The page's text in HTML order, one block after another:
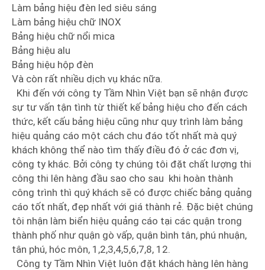
Làm bảng hiệu đèn led siêu sáng
Làm bảng hiệu chữ INOX
Bảng hiệu chữ nổi mica
Bảng hiệu alu
Bảng hiệu hộp đèn
Và còn rất nhiều dịch vụ khác nữa.
Khi đến với công ty Tầm Nhìn Việt bạn sẽ nhận được
sự tư vấn tận tình từ thiết kế bảng hiệu cho đến cách
thức, kết cấu bảng hiệu cũng như quy trình làm bảng
hiệu quảng cáo một cách chu đáo tốt nhất mà quý
khách không thể nào tìm thấy điều đó ở các đơn vị,
công ty khác. Bởi công ty chúng tôi đặt chất lượng thi
công thi lên hàng đầu sao cho sau khi hoàn thành
công trình thì quý khách sẽ có được chiếc bảng quảng
cáo tốt nhất, đẹp nhất với giá thành rẻ. Đặc biệt chúng
tôi nhận làm biển hiệu quảng cáo tại các quận trong
thành phố như quận gò vấp, quận bình tân, phú nhuận,
tân phú, hóc môn, 1,2,3,4,5,6,7,8, 12.
Công ty Tầm Nhìn Việt luôn đặt khách hàng lên hàng